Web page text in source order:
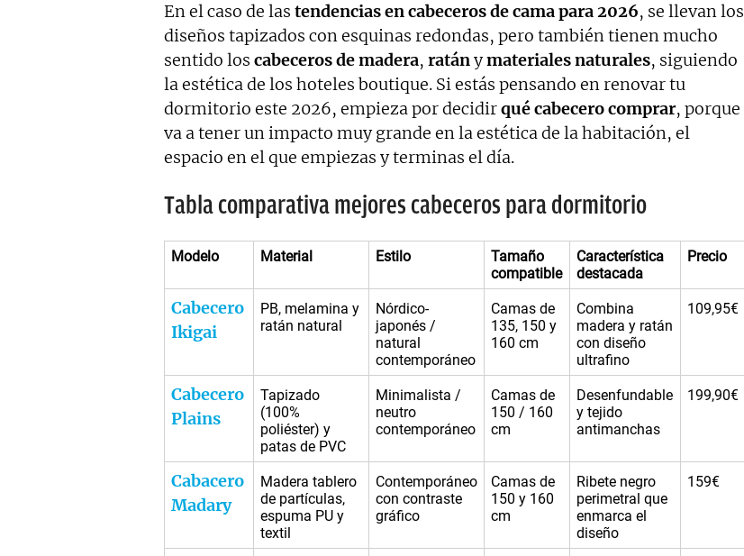
En el caso de las tendencias en cabeceros de cama para 2026, se llevan los
diseños tapizados con esquinas redondas, pero también tienen mucho
sentido los cabeceros de madera, ratánymaterialesnaturales, siguiendo
la estética de los hoteles boutique. Si estás pensando en renovar tu
dormitorio este 2026, empieza por decidirqué cabecero comprar, porque
va a tener un impacto muy grande en la estética de la habitación, el
espacio en el que empiezas y terminas el día.
Tabla comparativa mejores cabeceros para dormitorio
Modelo Material Estilo
Tamaño
compatible
Característica
destacada
Precio
Cabecero
Ikigai
PB, melamina y
ratán natural
Nórdico-
japonés /
natural
contemporáneo
Camas de
135, 150 y
160 cm
Combina
madera y ratán
con diseño
ultrafino
109,95€
Cabecero
Plains
Tapizado
(100%
poliéster) y
patas de PVC
Minimalista /
neutro
contemporáneo
Camas de
150 / 160
cm
Desenfundable
y tejido
antimanchas
199,90€
Cabacero
Madary
Madera tablero
de partículas,
espuma PU y
textil
Contemporáneo
con contraste
gráfico
Camas de
150 y 160
cm
Ribete negro
perimetral que
enmarca el
diseño
159€